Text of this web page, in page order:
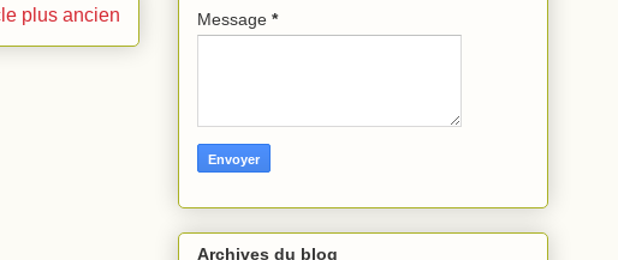
plus ancien Message *
Archives du blog